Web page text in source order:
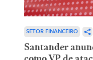
SETOR FINANCEIRO
Santander